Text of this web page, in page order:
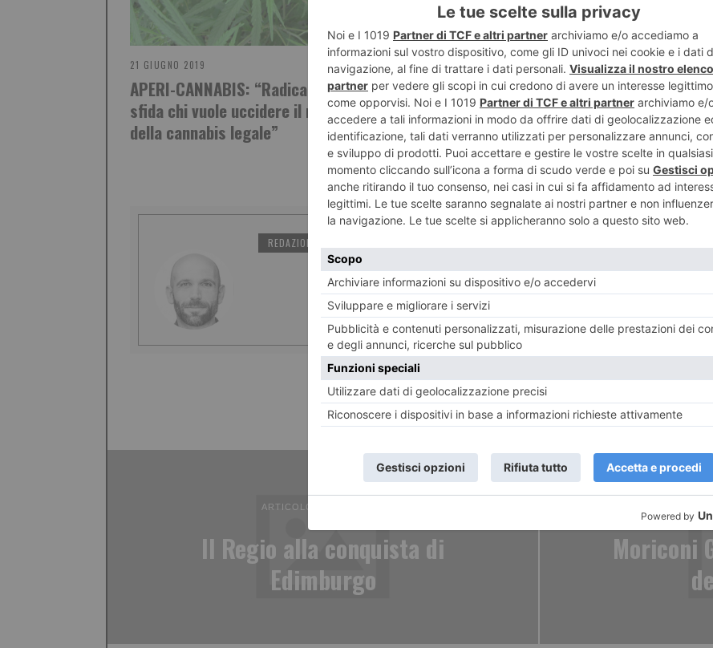
21 GIUGNO 2019
APERI-CANNABIS: “Radicali Italiani
sfida chi vuole uccidere il mercato
della cannabis legale”
20 GIUGNO 2019
“QUARTIERE PULITO” PER BORGO
VITTORIA
19
“In
REDAZIONE IL TORINESE
ARTICOLO PRECEDENTE
Il Regio alla conquista di
Edimburgo
Moriconi